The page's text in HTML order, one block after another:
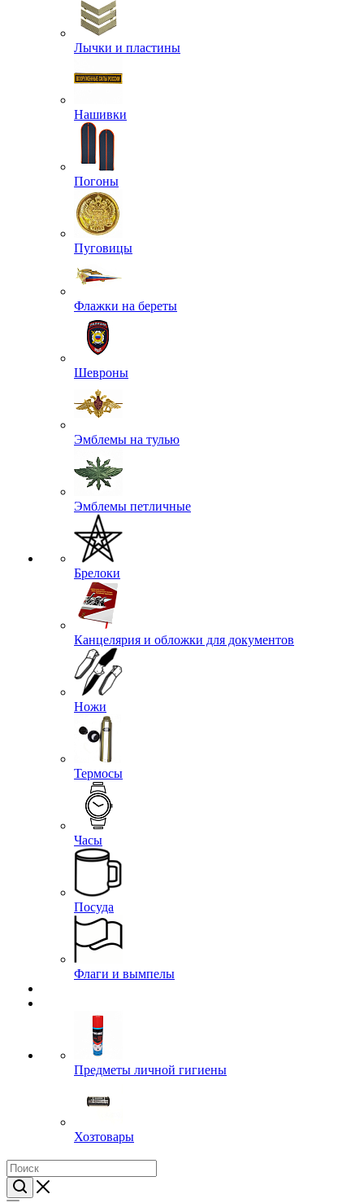
Лычки и пластины
Нашивки
Погоны
Пуговицы
Флажки на береты
Шевроны
Эмблемы на тулью
Эмблемы петличные
Брелоки
Канцелярия и обложки для документов
Ножи
Термосы
Часы
Посуда
Флаги и вымпелы
Предметы личной гигиены
Хозтовары